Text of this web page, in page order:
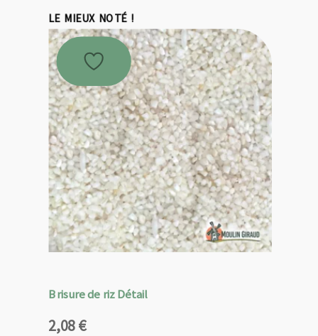
LE MIEUX NOTÉ !
Brisure de riz Détail
2,08€